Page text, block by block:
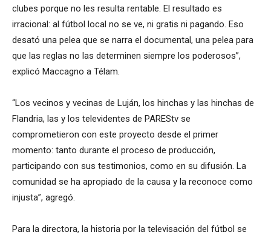
clubes porque no les resulta rentable. El resultado es
irracional: al fútbol local no se ve, ni gratis ni pagando. Eso
desató una pelea que se narra el documental, una pelea para
que las reglas no las determinen siempre los poderosos”,
explicó Maccagno a Télam.
“Los vecinos y vecinas de Luján, los hinchas y las hinchas de
Flandria, las y los televidentes de PAREStv se
comprometieron con este proyecto desde el primer
momento: tanto durante el proceso de producción,
participando con sus testimonios, como en su difusión. La
comunidad se ha apropiado de la causa y la reconoce como
injusta”, agregó.
Para la directora, la historia por la televisación del fútbol se